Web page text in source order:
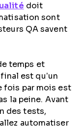
doit
sont
QA savent
temps et
est qu’un
fois par mois est
la peine. Avant
des tests,
automatiser